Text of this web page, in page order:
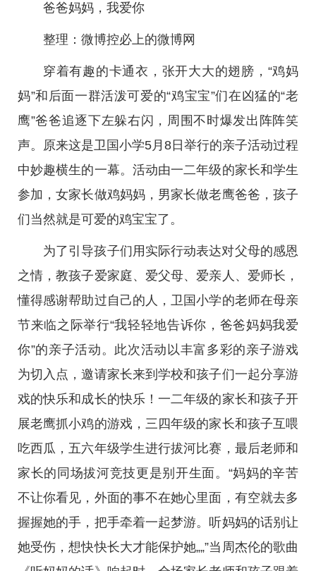
爸爸妈妈，我爱你
整理：微博控必上的微博网
穿着有趣的卡通衣，张开大大的翅膀，“鸡妈
妈”和后面一群活泼可爱的“鸡宝宝”们在凶猛的“老
鹰”爸爸追逐下左躲右闪，周围不时爆发出阵阵笑
声。原来这是卫国小学5月8日举行的亲子活动过程
中妙趣横生的一幕。活动由一二年级的家长和学生
参加，女家长做鸡妈妈，男家长做老鹰爸爸，孩子
们当然就是可爱的鸡宝宝了。
为了引导孩子们用实际行动表达对父母的感恩
之情，教孩子爱家庭、爱父母、爱亲人、爱师长，
懂得感谢帮助过自己的人，卫国小学的老师在母亲
节来临之际举行“我轻轻地告诉你，爸爸妈妈我爱
你”的亲子活动。此次活动以丰富多彩的亲子游戏
为切入点，邀请家长来到学校和孩子们一起分享游
戏的快乐和成长的快乐！一二年级的家长和孩子开
展老鹰抓小鸡的游戏，三四年级的家长和孩子互喂
吃西瓜，五六年级学生进行拔河比赛，最后老师和
家长的同场拔河竞技更是别开生面。“妈妈的辛苦
不让你看见，外面的事不在她心里面，有空就去多
握握她的手，把手牵着一起梦游。听妈妈的话别让
她受伤，想快快长大才能保护她„„”当周杰伦的歌曲